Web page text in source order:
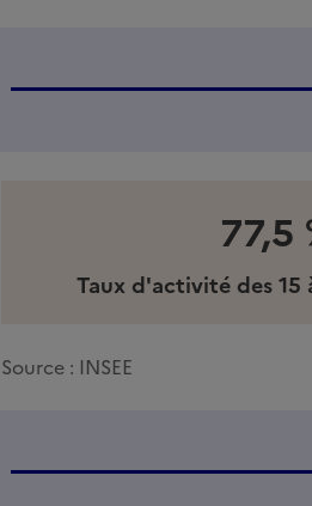
77,5
Taux d'activité des 15
Source : INSEE